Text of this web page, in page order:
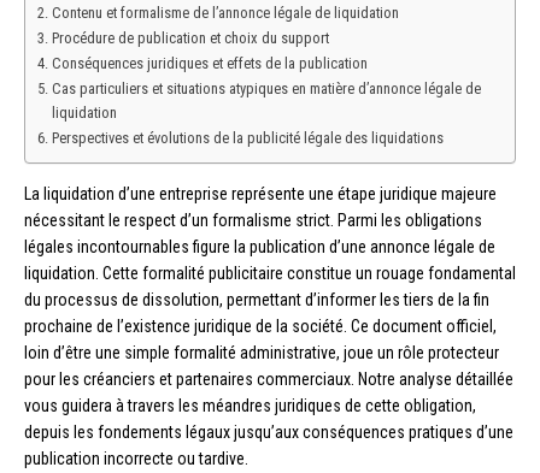
Contenu et formalisme de l’annonce légale de liquidation
Procédure de publication et choix du support
Conséquences juridiques et effets de la publication
Cas particuliers et situations atypiques en matière d’annonce légale de
liquidation
Perspectives et évolutions de la publicité légale des liquidations
La liquidation d’une entreprise représente une étape juridique majeure
nécessitant le respect d’un formalisme strict. Parmi les obligations
légales incontournables figure la publication d’une annonce légale de
liquidation. Cette formalité publicitaire constitue un rouage fondamental
du processus de dissolution, permettant d’informer les tiers de la fin
prochaine de l’existence juridique de la société. Ce document officiel,
loin d’être une simple formalité administrative, joue un rôle protecteur
pour les créanciers et partenaires commerciaux. Notre analyse détaillée
vous guidera à travers les méandres juridiques de cette obligation,
depuis les fondements légaux jusqu’aux conséquences pratiques d’une
publication incorrecte ou tardive.